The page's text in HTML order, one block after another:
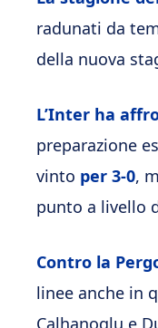
radunati da
della nuova
L’Inter ha
preparazione
vinto per 3-0,
punto a livello
Contro la
linee anche in
Calhanoglu e